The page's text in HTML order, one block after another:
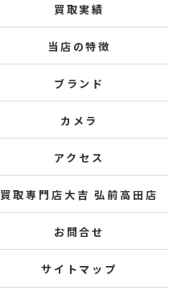
買取実績
当店の特徴
ブランド
カメラ
アクセス
買取専門店大吉 弘前高田店
お問合せ
サイトマップ